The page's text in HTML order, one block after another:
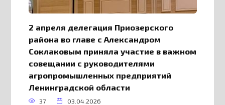
2 апреля делегация Приозерского
района во главе с Александром
Соклаковым приняла участие в важном
совещании с руководителями
агропромышленных предприятий
Ленинградской области
37 03.04.2026